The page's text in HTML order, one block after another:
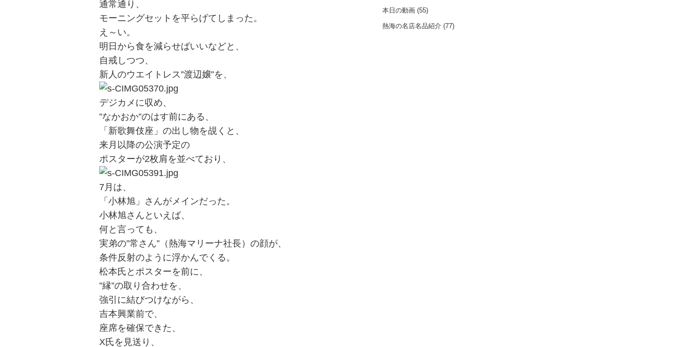
通常通り、
モーニングセットを平らげてしまった。
え～い。
明日から食を減らせばいいなどと、
自戒しつつ、
新人のウエイトレス”渡辺嬢”を、
デジカメに収め、
”なかおか”のはす前にある、
「新歌舞伎座」の出し物を覘くと、
来月以降の公演予定の
ポスターが2枚肩を並べており、
7月は、
「小林旭」さんがメインだった。
小林旭さんといえば、
何と言っても、
実弟の”常さん”（熱海マリーナ社長）の顔が、
条件反射のように浮かんでくる。
松本氏とポスターを前に、
”縁”の取り合わせを、
強引に結びつけながら、
吉本興業前で、
座席を確保できた、
X氏を見送り、
本日の動画(55)
熱海の名店名品紹介(77)